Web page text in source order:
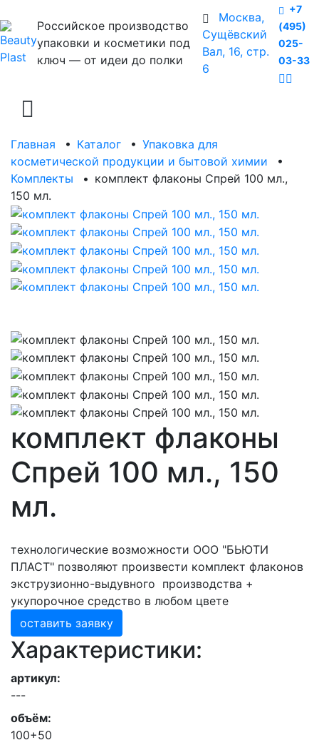
Российское производство
упаковки и косметики под
ключ — от идеи до полки
Москва,
Сущёвский
Вал, 16, стр.
6
+7
(495)
025-
03-33
Главная • Каталог • Упаковка для
косметической продукции и бытовой химии •
Комплекты • комплект флаконы Спрей 100 мл.,
150 мл.
комплект флаконы
Спрей 100 мл., 150
мл.
технологические возможности ООО "БЬЮТИ
ПЛАСТ" позволяют произвести комплект флаконов
экструзионно-выдувного производства +
укупорочное средство в любом цвете
оставить заявку
Характеристики:
артикул:
---
объём:
100+50